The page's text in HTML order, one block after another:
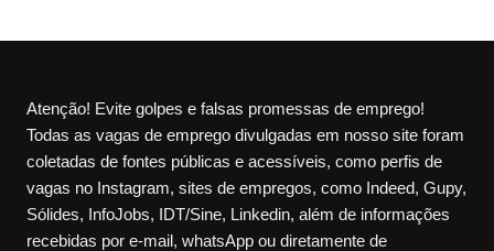
Atenção! Evite golpes e falsas promessas de emprego!
Todas as vagas de emprego divulgadas em nosso site foram
coletadas de fontes públicas e acessíveis, como perfis de
vagas no Instagram, sites de empregos, como Indeed, Gupy,
Sólides, InfoJobs, IDT/Sine, Linkedin, além de informações
recebidas por e-mail, whatsApp ou diretamente de